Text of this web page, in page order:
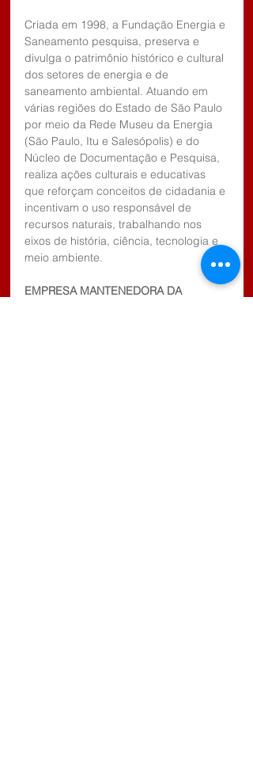
Criada em 1998, a Fundação Energia e
Saneamento pesquisa, preserva e
divulga o patrimônio histórico e cultural
dos setores de energia e de
saneamento ambiental. Atuando em
várias regiões do Estado de São Paulo
por meio da Rede Museu da Energia
(São Paulo, Itu e Salesópolis) e do
Núcleo de Documentação e Pesquisa,
realiza ações culturais e educativas
que reforçam conceitos de cidadania e
incentivam o uso responsável de
recursos naturais, trabalhando nos
eixos de história, ciência, tecnologia e
meio ambiente.
EMPRESA MANTENEDORA DA